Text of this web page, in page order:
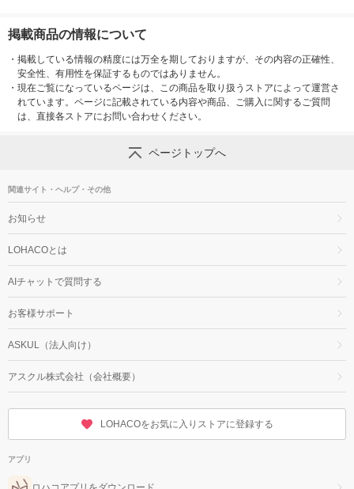
掲載商品の情報について
・ 掲載している情報の精度には万全を期しておりますが、その内容の正確性、
安全性、有用性を保証するものではありません。
・ 現在ご覧になっているページは、この商品を取り扱うストアによって運営さ
れています。ページに記載されている内容や商品、ご購入に関するご質問
は、直接各ストアにお問い合わせください。
ページトップへ
関連サイト・ヘルプ・その他
お知らせ
LOHACOとは
AIチャットで質問する
お客様サポート
ASKUL（法人向け）
アスクル株式会社（会社概要）
LOHACOをお気に入りストアに登録する
アプリ